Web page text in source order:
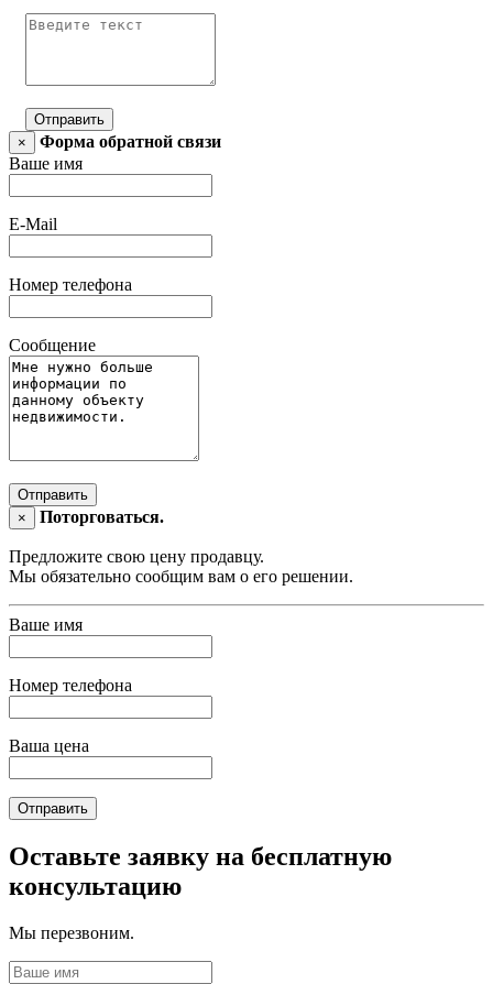
Отправить
×
Форма обратной связи
Ваше имя
E-Mail
Номер телефона
Сообщение
Отправить
×
Поторговаться.
Предложите свою цену продавцу.
Мы обязательно сообщим вам о его решении.
Ваше имя
Номер телефона
Ваша цена
Отправить
Оставьте заявку на бесплатную
консультацию
Мы перезвоним.